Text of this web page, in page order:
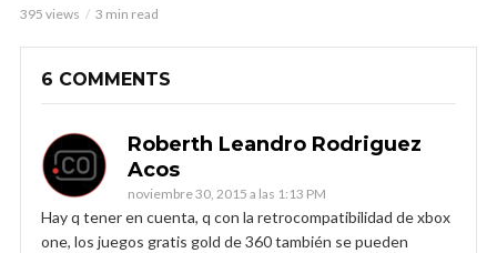
395 views 3 min read
6 COMMENTS
Roberth Leandro Rodriguez
Acos
noviembre 30, 2015 a las 1:13 PM
Hay q tener en cuenta, q con la retrocompatibilidad de xbox
one, los juegos gratis gold de 360 también se pueden